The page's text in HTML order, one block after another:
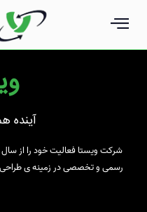
آینده
رسمی و تخصصی در زمینه ی